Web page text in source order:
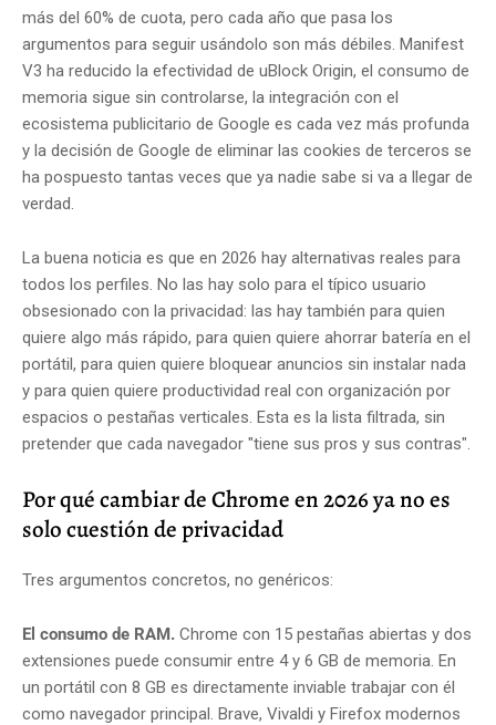
más del 60% de cuota, pero cada año que pasa los
argumentos para seguir usándolo son más débiles. Manifest
V3 ha reducido la efectividad de uBlock Origin, el consumo de
memoria sigue sin controlarse, la integración con el
ecosistema publicitario de Google es cada vez más profunda
y la decisión de Google de eliminar las cookies de terceros se
ha pospuesto tantas veces que ya nadie sabe si va a llegar de
verdad.
La buena noticia es que en 2026 hay alternativas reales para
todos los perfiles. No las hay solo para el típico usuario
obsesionado con la privacidad: las hay también para quien
quiere algo más rápido, para quien quiere ahorrar batería en el
portátil, para quien quiere bloquear anuncios sin instalar nada
y para quien quiere productividad real con organización por
espacios o pestañas verticales. Esta es la lista filtrada, sin
pretender que cada navegador "tiene sus pros y sus contras".
Por qué cambiar de Chrome en 2026 ya no es
solo cuestión de privacidad
Tres argumentos concretos, no genéricos:
El consumo de RAM. Chrome con 15 pestañas abiertas y dos
extensiones puede consumir entre 4 y 6 GB de memoria. En
un portátil con 8 GB es directamente inviable trabajar con él
como navegador principal. Brave, Vivaldi y Firefox modernos